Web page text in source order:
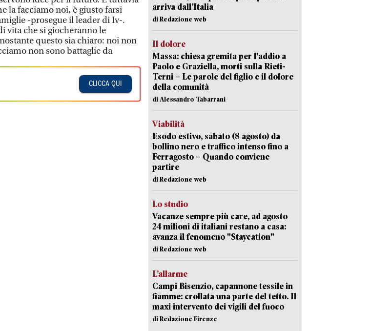
la facciamo noi, è giusto farsi
-prosegue il leader di Iv-.
vita che si giocheranno le
questo sia chiaro: noi non
non sono battaglie da
CLICCA QUI
arriva dall’Italia
di Redazione web
Il dolore
Massa: chiesa gremita per l'addio a
Paolo e Graziella, morti sulla Rieti-
Terni – Le parole del figlio e il dolore
della comunità
di Alessandro Tabarrani
Viabilità
Esodo estivo, sabato (8 agosto) da
bollino nero e traffico intenso fino a
Ferragosto – Quando conviene
partire
di Redazione web
Lo studio
Vacanze sempre più care, ad agosto
24 milioni di italiani restano a casa:
avanza il fenomeno "Staycation"
di Redazione web
L’allarme
Campi Bisenzio, capannone tessile in
fiamme: crollata una parte del tetto. Il
maxi intervento dei vigili del fuoco
di Redazione Firenze